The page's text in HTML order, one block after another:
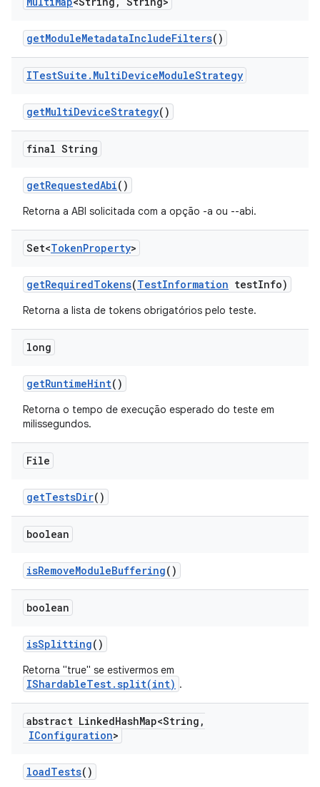
getModuleMetadataIncludeFilters()
ITestSuite . MultiDeviceModuleStrategy
getMultiDeviceStrategy()
final String
getRequestedAbi()
Retorna a ABI solicitada com a opção -a ou --abi.
Set<TokenProperty>
getRequiredTokens(TestInformation testInfo)
Retorna a lista de tokens obrigatórios pelo teste.
long
getRuntimeHint()
Retorna o tempo de execução esperado do teste em
milissegundos.
File
getTestsDir()
boolean
isRemoveModuleBuffering()
boolean
isSplitting()
Retorna "true" se estivermos em
IShardableTest.split(int) .
abstract LinkedHashMap<String ,
IConfiguration>
loadTests()